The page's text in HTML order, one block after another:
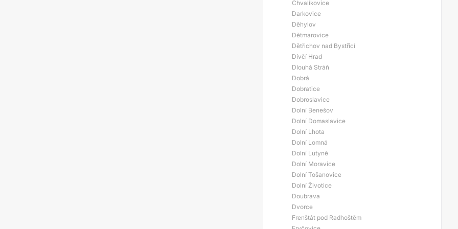
Chvalíkovice
Darkovice
Děhylov
Dětmarovice
Dětřichov nad Bystřicí
Dívčí Hrad
Dlouhá Stráň
Dobrá
Dobratice
Dobroslavice
Dolní Benešov
Dolní Domaslavice
Dolní Lhota
Dolní Lomná
Dolní Lutyně
Dolní Moravice
Dolní Tošanovice
Dolní Životice
Doubrava
Dvorce
Frenštát pod Radhoštěm